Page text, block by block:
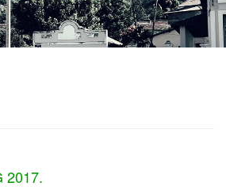
2017.